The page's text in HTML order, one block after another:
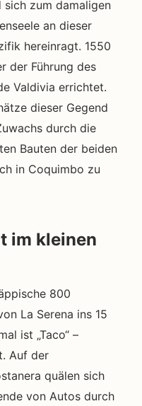
zum damaligen
an dieser
hereinragt. 1550
der Führung des
Valdivia errichtet.
dieser Gegend
durch die
Bauten der beiden
in Coquimbo zu
im kleinen
800
La Serena ins 15
ist „Taco“ –
Auf der
quälen sich
von Autos durch